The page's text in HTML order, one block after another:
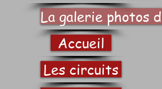
La galerie photos
Accueil
Les circuits